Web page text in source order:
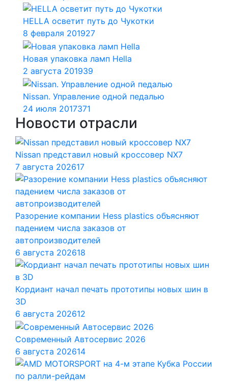
HELLA осветит путь до Чукотки
8 февраля 201927
Новая упаковка ламп Hella
2 августа 201939
Nissan. Управление одной педалью
24 июля 2017371
Новости отрасли
Nissan представил новый кроссовер NX7
7 августа 202617
Разорение компании Hess plastics объясняют
падением числа заказов от
автопроизводителей
6 августа 202618
Кордиант начал печать прототипы новых шин в
3D
6 августа 202612
Современный Автосервис 2026
6 августа 202614